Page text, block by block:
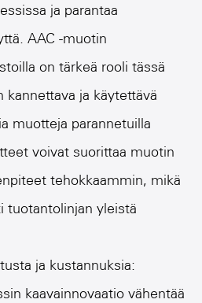
ja parantaa
AAC -muotin
on tärkeä rooli tässä
kannettava ja käytettävä
muotteja parannetuilla
voivat suorittaa muotin
tehokkaammin, mikä
tuotantolinjan yleistä
ja kustannuksia:
kaavainnovaatio vähentää